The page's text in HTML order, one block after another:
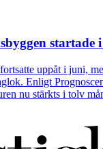
startade
uppåt i juni,
Enligt
nu stärkts i tolv